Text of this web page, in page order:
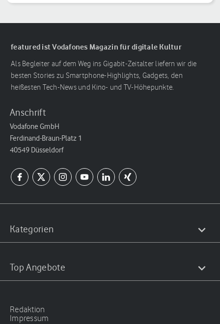
featured ist Vodafones Magazin für digitale Kultur
Als Begleiter auf dem Weg ins Gigabit-Zeitalter liefern wir die
besten Stories zu Smartphone-Highlights, Gadgets, den
heißesten Tech-News und Kino- und TV-Höhepunkte.
Anschrift
Vodafone GmbH
Ferdinand-Braun-Platz 1
40549 Düsseldorf
Kategorien
Top Angebote
Redaktion
Impressum